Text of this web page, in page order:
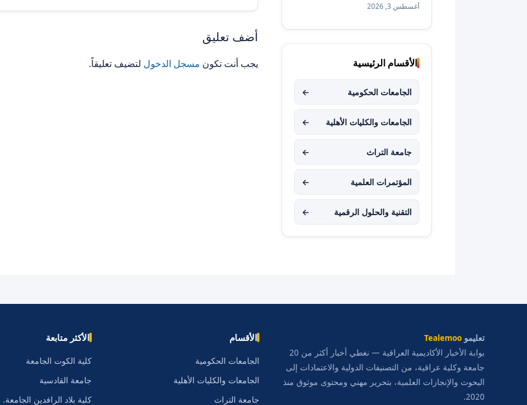
أضف تعليق
يجب أنت تكون مسجل الدخول لتضيف تعليقاً.
أغسطس 3, 2026
الأقسام الرئيسية
الجامعات الحكومية ←
الجامعات والكليات الأهلية ←
جامعة التراث ←
المؤتمرات العلمية ←
التقنية والحلول الرقمية ←
تعليمو Tealemoo
بوابة الأخبار الأكاديمية العراقية — نغطي أخبار أكثر من 20
جامعة وكلية عراقية، من التصنيفات الدولية والاعتمادات إلى
البحوث والإنجازات العلمية، بتحرير مهني ومحتوى موثوق منذ
2020.
الأقسام
الجامعات الحكومية
الجامعات والكليات الأهلية
جامعة التراث
الأكثر متابعة
كلية الكوت الجامعة
جامعة القادسية
كلية بلاد الرافدين الجامعة.